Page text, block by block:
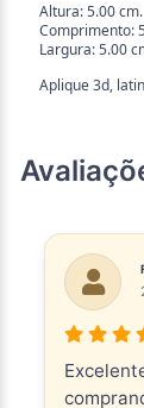
Altura: 5.00 cm.
Comprimento:
Largura: 5.00
Aplique 3d,